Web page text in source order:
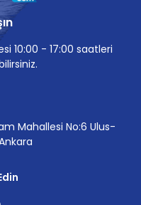
10:00 - 17:00 saatleri
Mahallesi No:6 Ulus-